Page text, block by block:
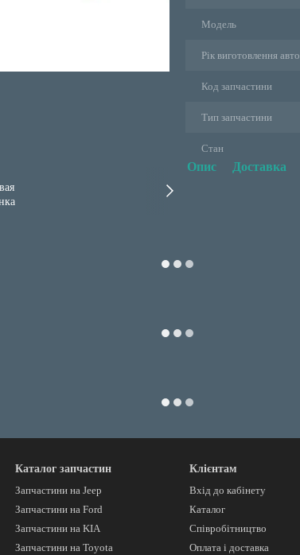
Модель
Рік виготовлення авто
Код запчастини
Тип запчастини
Стан
Опис Доставка
Каталог запчастин
Запчастини на Jeep
Запчастини на Ford
Запчастини на KIA
Запчастини на Toyota
Клієнтам
Вхід до кабінету
Каталог
Співробітництво
Оплата і доставка